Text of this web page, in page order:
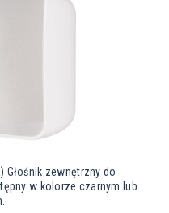
Głośnik zewnętrzny do
w kolorze czarnym lub